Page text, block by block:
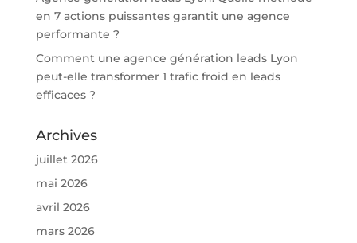
en 7 actions puissantes garantit une agence
performante ?
Comment une agence génération leads Lyon
peut-elle transformer 1 trafic froid en leads
efficaces ?
Archives
juillet 2026
mai 2026
avril 2026
mars 2026